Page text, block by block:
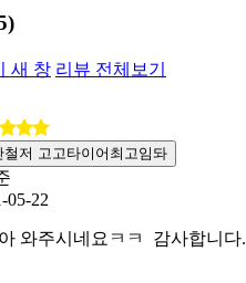
)
새 창 리뷰 전체보기
철저 고고타이어최고임돠
05-22
와주시네요ㅋㅋ 감사합니다.